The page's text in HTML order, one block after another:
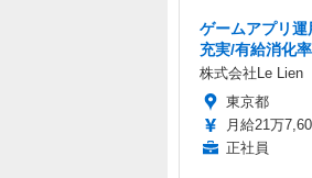
ゲームアプリ
充実/有給消化
株式会社Le Lien
東京都
月給21万
正社員